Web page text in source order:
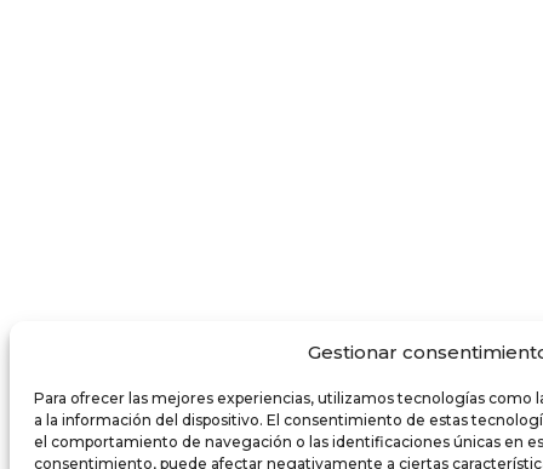
Gestionar
Para ofrecer las mejores experiencias, utilizamos tecnologías como
a la información del dispositivo. El consentimiento de estas
el comportamiento de navegación o las identificaciones únicas en
consentimiento, puede afectar negativamente a ciertas